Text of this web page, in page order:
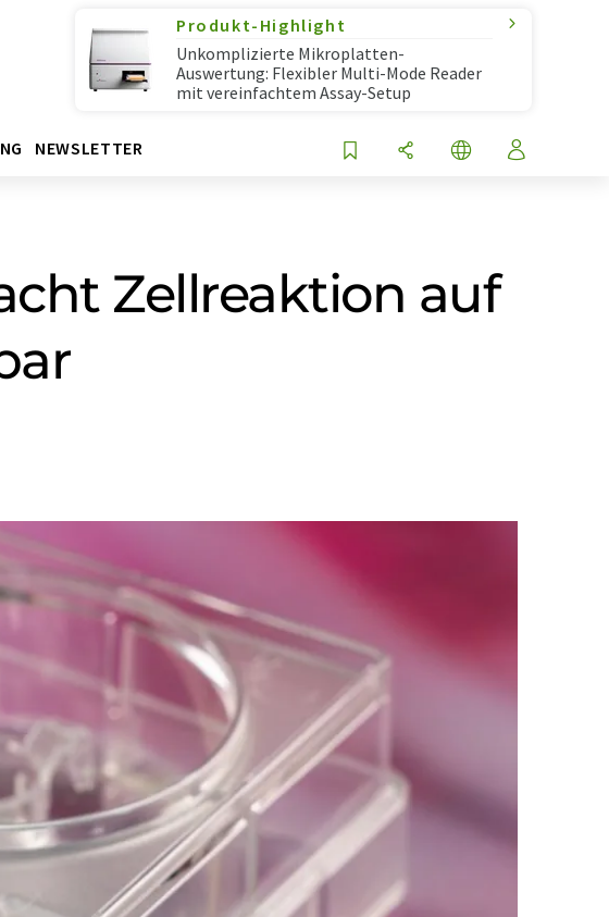
Produkt-Highlight
Unkomplizierte Mikroplatten-
Auswertung: Flexibler Multi-Mode Reader
mit vereinfachtem Assay-Setup
NEWSLETTER
Zellreaktion auf